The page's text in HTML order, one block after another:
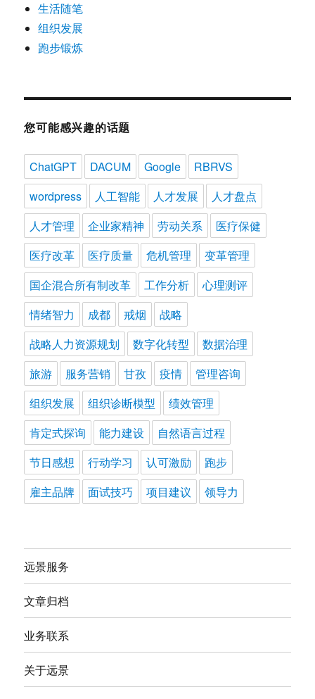
生活随笔
组织发展
跑步锻炼
您可能感兴趣的话题
ChatGPT DACUM Google
RBRVS
wordpress
人工智能 人才发展
人才盘点
人才管理
企业家精神 劳动关系
医疗保健
医疗改革
医疗质量 危机管理
变革管理
国企混合所有制改革
工作分析
心理测评
情绪智力
成都 戒烟
战略
战略人力资源规划
数字化转型
数据治理
旅游
服务营销 甘孜 疫情
管理咨询
组织发展
组织诊断模型
绩效管理
肯定式探询
能力建设
自然语言过程
节日感想
行动学习 认可激励
跑步
雇主品牌
面试技巧 项目建议 领导力
远景服务
文章归档
业务联系
关于远景